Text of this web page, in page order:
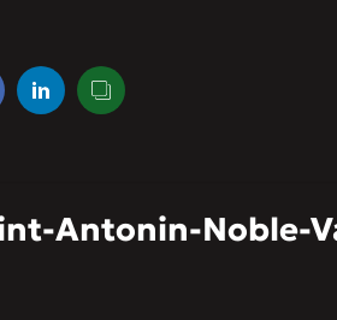
Antonin-Noble-